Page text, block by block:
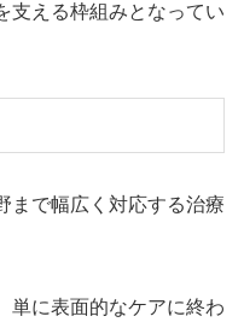
支える枠組みとなってい
まで幅広く対応する治療
単に表面的なケアに終わ